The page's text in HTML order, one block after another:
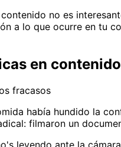
no es
a lo que ocurre en tu
en contenido
fracasos
había hundido la
filmaron un